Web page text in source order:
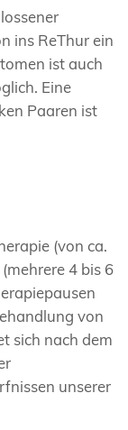
ins ReThur ein
ist auch
Eine
Paaren ist
(von ca.
4 bis 6
von
sich nach dem
unserer